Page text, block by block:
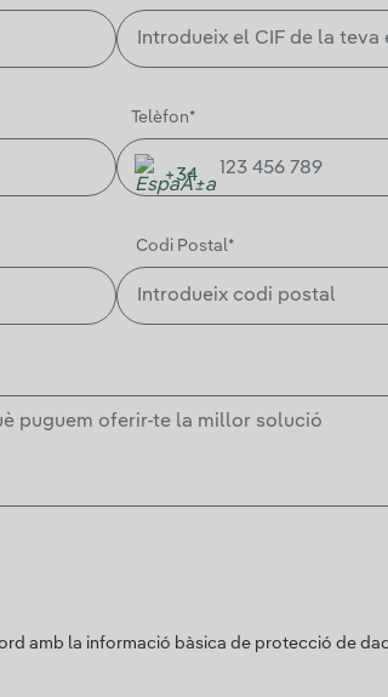
Telèfon*
+34
Codi Postal*
amb la informació bàsica de protecció de